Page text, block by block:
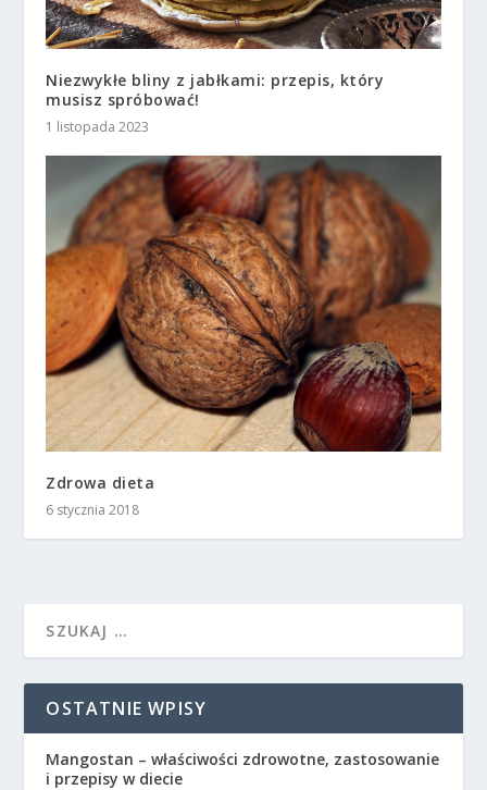
Niezwykłe bliny z jabłkami: przepis, który
musisz spróbować!
1 listopada 2023
Zdrowa dieta
6 stycznia 2018
OSTATNIE WPISY
Mangostan – właściwości zdrowotne, zastosowanie
i przepisy w diecie